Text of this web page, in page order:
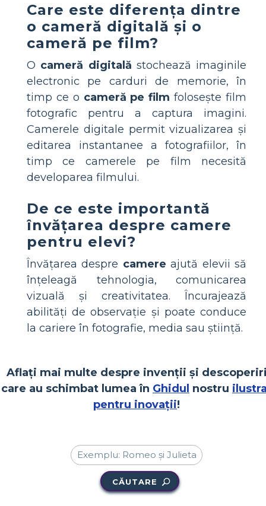
Care este diferența dintre
o cameră digitală și o
cameră pe film?
O cameră digitală stochează imaginile
electronic pe carduri de memorie, în
timp ce o cameră pe film folosește film
fotografic pentru a captura imagini.
Camerele digitale permit vizualizarea și
editarea instantanee a fotografiilor, în
timp ce camerele pe film necesită
developarea filmului.
De ce este importantă
învățarea despre camere
pentru elevi?
Învățarea despre camere ajută elevii să
înțeleagă tehnologia, comunicarea
vizuală și creativitatea. Încurajează
abilități de observație și poate conduce
la cariere în fotografie, media sau știință.
Aflați mai multe despre invenții și
care au schimbat lumea în Ghidul nostru
pentru inovații!
CĂUTARE